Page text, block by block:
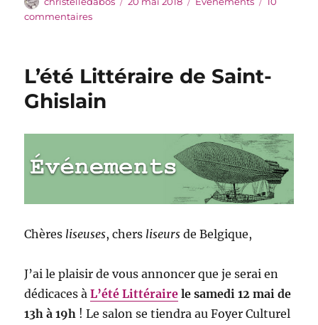
commentairessur
L’été Littéraire de Saint-
Ghislain
Chères liseuses, chers liseurs de Belgique,
J’ai le plaisir de vous annoncer que je serai en
dédicaces àL’été Littéraire le samedi 12 mai de
13h à 19h ! Le salon se tiendra au Foyer Culturel